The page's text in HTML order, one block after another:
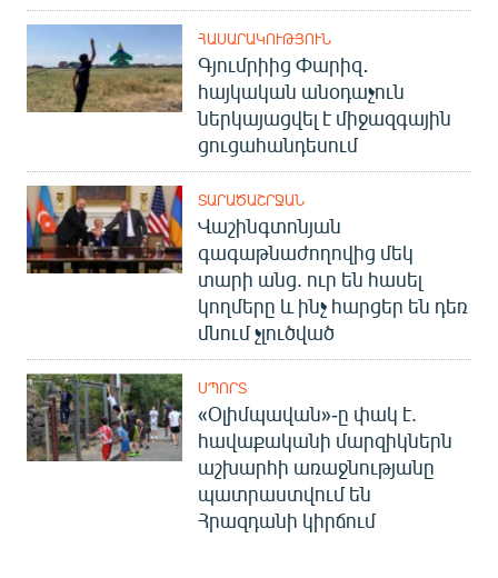
ՀԱՍԱՐԱԿՈՒԹՅՈՒՆ
Գյումրիից Փարիզ․
հայկական անօդաչուն
ներկայացվել է միջազգային
ցուցահանդեսում
ՏԱՐԱԾԱՇՐՋԱՆ
Վաշինգտոնյան
գագաթնաժողովից մեկ
տարի անց. ուր են հասել
կողմերը և ինչ հարցեր են դեռ
մնում չլուծված
ՍՊՈՐՏ
«Օլիմպավան»-ը փակ է.
հավաքականի մարզիկներն
աշխարհի առաջնությանը
պատրաստվում են
Հրազդանի կիրճում